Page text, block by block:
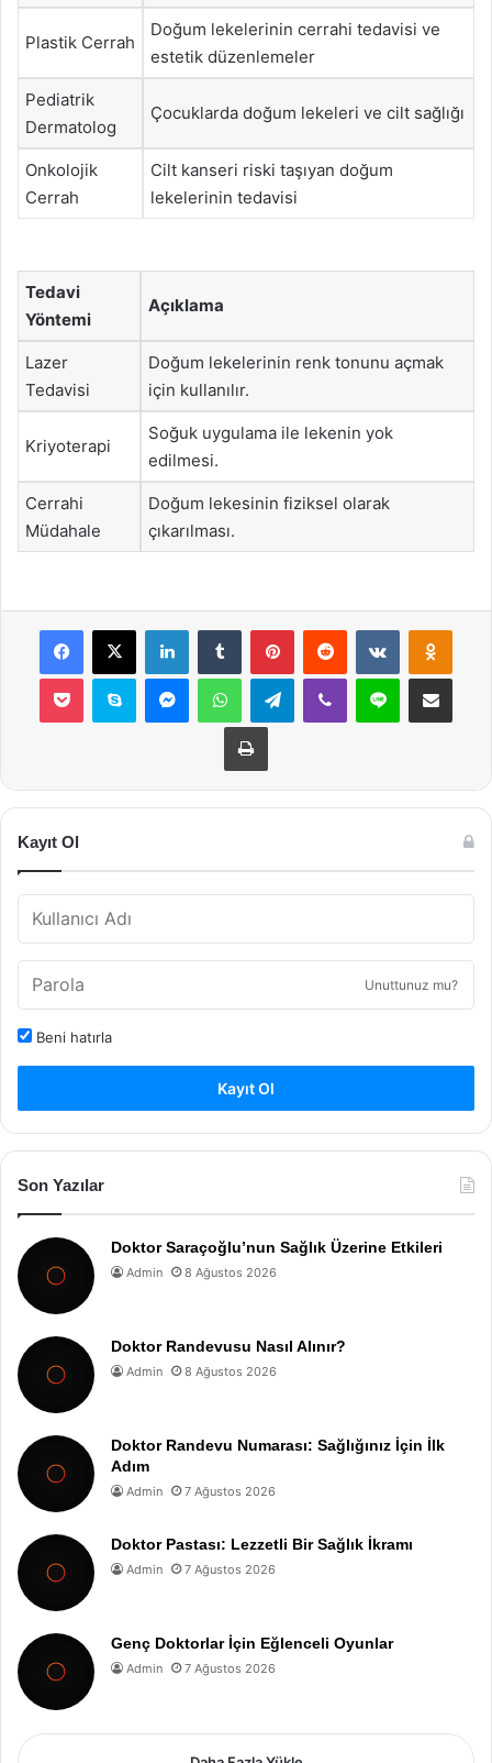
Plastik Cerrah
Doğum lekelerinin cerrahi tedavisi ve
estetik düzenlemeler
Pediatrik
Dermatolog
Çocuklarda doğum lekeleri ve cilt sağlığı
Onkolojik
Cerrah
Cilt kanseri riski taşıyan doğum
lekelerinin tedavisi
Tedavi
Yöntemi
Açıklama
Lazer
Tedavisi
Doğum lekelerinin renk tonunu açmak
için kullanılır.
Kriyoterapi
Soğuk uygulama ile lekenin yok
edilmesi.
Cerrahi
Müdahale
Doğum lekesinin fiziksel olarak
çıkarılması.
Facebook
X LinkedInTumblr PinterestReddit VKontakte
Pocket Skype MessengerWhatsAppTelegramViber Line E-Posta ile
Yazdır
Kayıt Ol
Unuttunuz mu?
Beni hatırla
Kayıt Ol
Son Yazılar
Doktor Saraçoğlu’nun Sağlık Üzerine Etkileri
Admin 8 Ağustos 2026
Doktor Randevusu Nasıl Alınır?
Admin 8 Ağustos 2026
Doktor Randevu Numarası: Sağlığınız İçin İlk
Adım
Admin 7 Ağustos 2026
Doktor Pastası: Lezzetli Bir Sağlık İkramı
Admin 7 Ağustos 2026
Genç Doktorlar İçin Eğlenceli Oyunlar
Admin 7 Ağustos 2026